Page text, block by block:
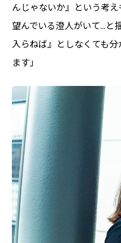
んじゃないか』という考
望んでいる澄人がいて...と
入らねば』としなくても
ます」